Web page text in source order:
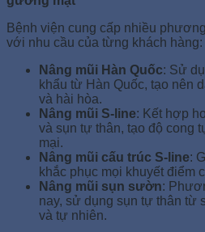
Bệnh viện cung cấp nhiều
với nhu cầu của từng khách hàng:
Nâng mũi Hàn Quốc: Sử
khẩu từ Hàn Quốc, tạo nên
và hài hòa.
Nâng mũi S-line: Kết hợp
và sụn tự thân, tạo độ cong
mại.
Nâng mũi cấu trúc S-line:
khắc phục mọi khuyết điểm
Nâng mũi sụn sườn:
nay, sử dụng sụn tự thân từ
và tự nhiên.